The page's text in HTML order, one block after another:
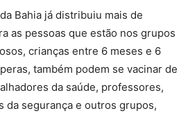
Bahia já distribuiu mais de
as pessoas que estão nos grupos
crianças entre 6 meses e 6
também podem se vacinar de
da saúde, professores,
da segurança e outros grupos,